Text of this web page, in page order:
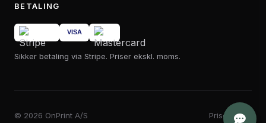
BETALING
Sikker betaling via Stripe. Priser ekskl. moms.
© 2026 OnPrint A/S Priser i DKK